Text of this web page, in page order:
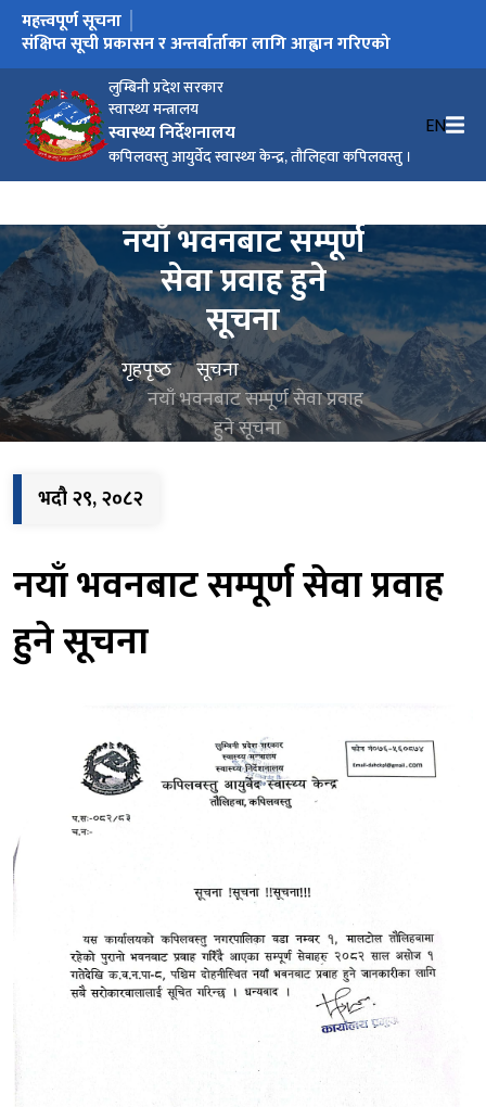
लुम्बिनी प्रदेश सरकार
स्वास्थ्य मन्त्रालय
स्वास्थ्य निर्देशनालय
कपिलवस्तु आयुर्वेद स्वास्थ्य केन्द्र, तौलिहवा कपिलवस्तु ।
EN
महत्त्वपूर्ण सूचना
नतिजा प्रकाशन गरिएको सम्बन्धी सूचना
संक्षिप्त सूची प्रकासन र अन्तर्वार्ताका लागि आह्वान गरिएको
कार्यक्रम करार चिकित्सकको पदपुर्ति सम्बन्धी सूचना
दरखास्त फारम
नयाँ भवनबाट सम्पूर्ण सेवा प्रवाह हुने सूचना
नयाँ भवनबाट सम्पूर्ण
सेवा प्रवाह हुने
सूचना
गृहपृष्‍ठ
सूचना
नयाँ भवनबाट सम्पूर्ण सेवा प्रवाह
हुने सूचना
भदौ २९, २०८२
नयाँ भवनबाट सम्पूर्ण सेवा प्रवाह
हुने सूचना